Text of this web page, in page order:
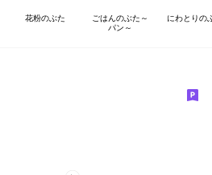
花粉のぶた
ごはんのぶた～
パン～
にわとりの